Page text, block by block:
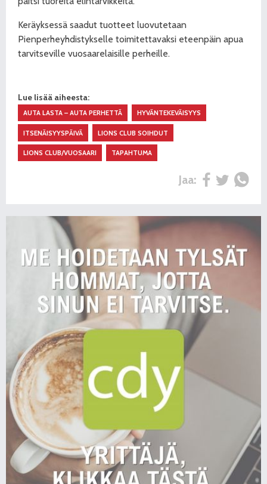
Keräyksessä saadut tuotteet luovutetaan
Pienperheyhdistykselle toimitettavaksi eteenpäin apua
tarvitseville vuosaarelaisille perheille.
Lue lisää aiheesta:
AUTA LASTA – AUTA PERHETTÄ HYVÄNTEKEVÄISYYS
ITSENÄISYYSPÄIVÄ LIONS CLUB SOIHDUT
LIONS CLUB/VUOSAARI TAPAHTUMA
Jaa: